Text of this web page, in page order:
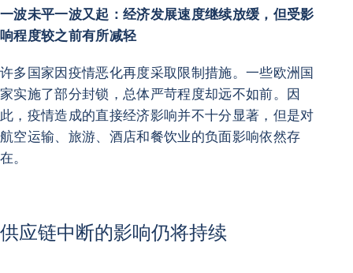
一波未平一波又起：经济发展速度继续放缓，但受影
响程度较之前有所减轻
许多国家因疫情恶化再度采取限制措施。一些欧洲国
家实施了部分封锁，总体严苛程度却远不如前。因
此，疫情造成的直接经济影响并不十分显著，但是对
航空运输、旅游、酒店和餐饮业的负面影响依然存
在。
供应链中断的影响仍将持续